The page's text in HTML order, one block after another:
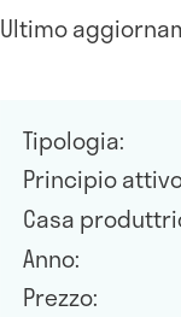
Ultimo
Tipologia:
Principio
Casa
Anno:
Prezzo: